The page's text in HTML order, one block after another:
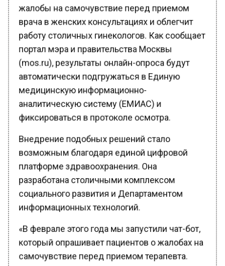
врача в женских консультациях и облегчит
работу столичных гинекологов. Как сообщает
портал мэра и правительства Москвы
(mos.ru), результаты онлайн-опроса будут
автоматически подгружаться в Единую
медицинскую информационно-
аналитическую систему (ЕМИАС) и
фиксироваться в протоколе осмотра.
Внедрение подобных решений стало
возможным благодаря единой цифровой
платформе здравоохранения. Она
разработана столичными комплексом
социального развития и Департаментом
информационных технологий.
который опрашивает пациентов о жалобах на
самочувствие перед приемом терапевта.
Сервис единой цифровой платформы